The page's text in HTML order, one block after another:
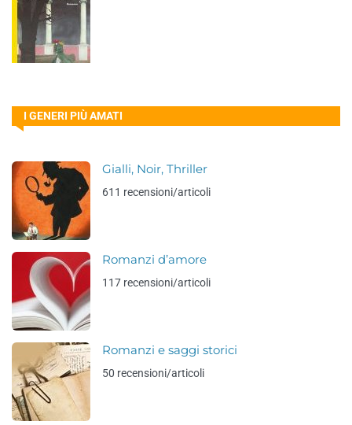
I GENERI PIÙ AMATI
Gialli, Noir, Thriller
611 recensioni/articoli
Romanzi d’amore
117 recensioni/articoli
Romanzi e saggi storici
50 recensioni/articoli